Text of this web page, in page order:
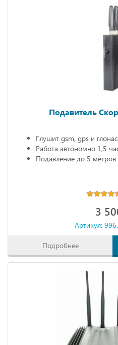
Подавитель
Глушит gsm, gps и
Работа автономно 1,5
Подавление до 5 метров
3
Артикул:
Подробнее